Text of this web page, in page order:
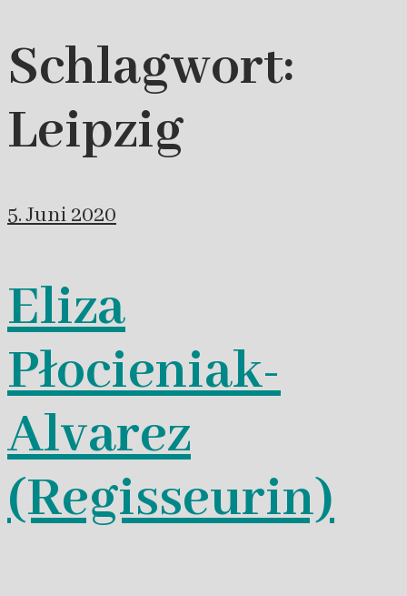
Schlagwort:
Leipzig
5. Juni 2020
Eliza
Płocieniak-
Alvarez
(Regisseurin)